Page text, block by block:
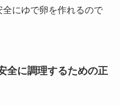
にゆで卵を作れるので
全に調理するための正